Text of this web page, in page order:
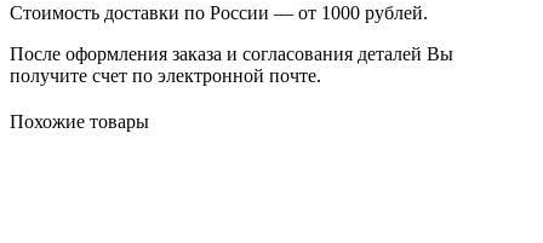
Стоимость доставки по России — от 1000 рублей.
После оформления заказа и согласования деталей Вы
получите счет по электронной почте.
Похожие товары